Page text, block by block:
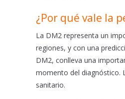
¿Por qué vale la
La DM2 representa un
regiones, y con una
DM2, conlleva una
momento del diagnóstico.
sanitario.